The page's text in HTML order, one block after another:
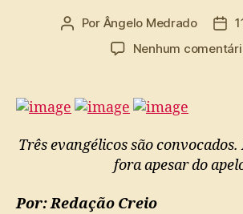
Autor
Por Ângelo Medrado
de
Nenhum
Três evangélicos são
fora apesar do
Por: Redação Creio